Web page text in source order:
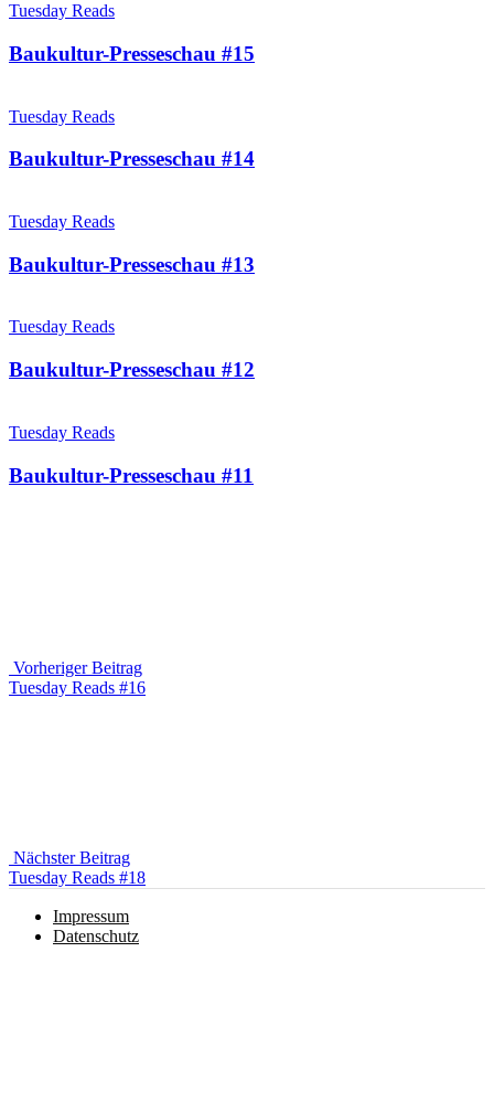
Tuesday Reads
Baukultur-Presseschau #15
Tuesday Reads
Baukultur-Presseschau #14
Tuesday Reads
Baukultur-Presseschau #13
Tuesday Reads
Baukultur-Presseschau #12
Tuesday Reads
Baukultur-Presseschau #11
Vorheriger Beitrag
Vorheriger
Tuesday Reads #16
Nächster Beitrag
Nächster
Tuesday Reads #18
Impressum
Datenschutz